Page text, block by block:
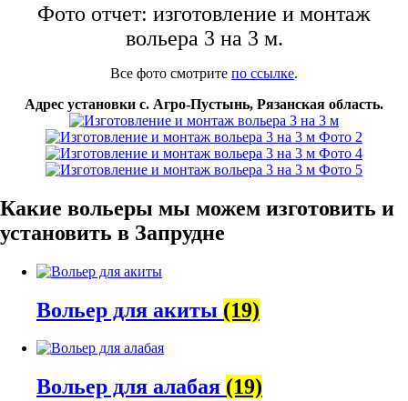
Фото отчет: изготовление и монтаж
вольера 3 на 3 м.
Все фото смотрите по ссылке.
Адрес установки с. Агро-Пустынь, Рязанская область.
Какие вольеры мы можем изготовить и
установить в Запрудне
Вольер для акиты (19)
Вольер для алабая (19)